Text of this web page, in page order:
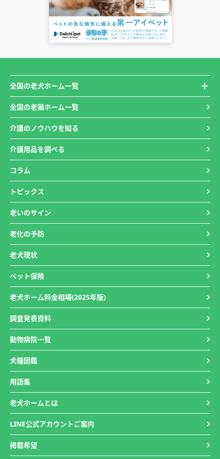
全国の老犬ホーム一覧
全国の老猫ホーム一覧
介護のノウハウを知る
介護用品を調べる
コラム
トピックス
老いのサイン
老化の予防
老犬現状
ペット保険
老犬ホーム料金相場(2025年版)
調査発表資料
動物病院一覧
犬種図鑑
用語集
老犬ホームとは
LINE公式アカウントご案内
掲載希望